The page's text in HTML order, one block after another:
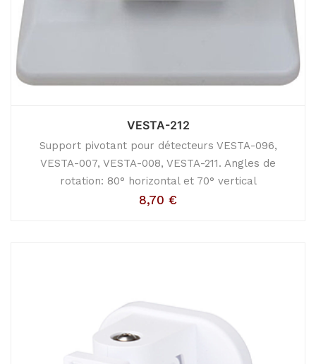
VESTA-212
Support pivotant pour détecteurs VESTA-096,
VESTA-007, VESTA-008, VESTA-211. Angles de
rotation: 80° horizontal et 70° vertical
8,70 €